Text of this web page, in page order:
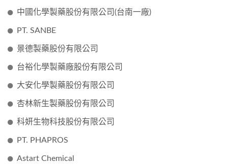
中國化學製藥股份有限公司(台南一廠)
PT. SANBE
景德製藥股份有限公司
台裕化學製藥廠股份有限公司
大安化學製藥股份有限公司
杏林新生製藥股份有限公司
科妍生物科技股份有限公司
PT. PHAPROS
Astart Chemical